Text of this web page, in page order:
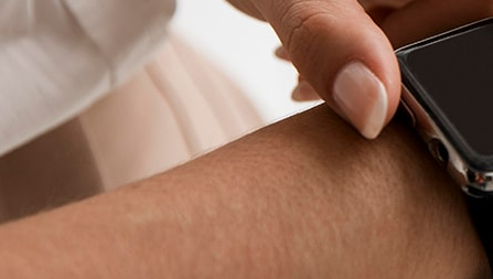
Бесплатный курьер от
30 мин
минут!
данных